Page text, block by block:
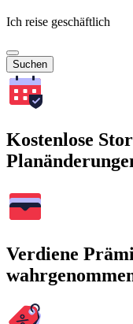
Ich reise geschäftlich
Suchen
Kostenlose
Verdiene